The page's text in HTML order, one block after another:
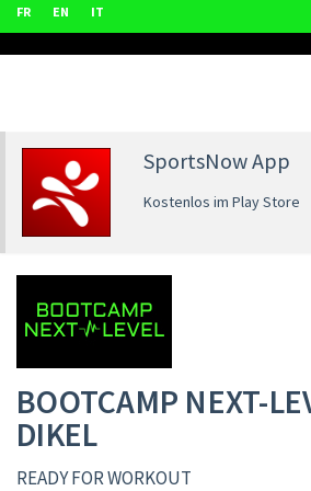
FR EN IT
SportsNow App
Kostenlos im Play Store
BOOTCAMP NEXT-
DIKEL
READY FOR WORKOUT